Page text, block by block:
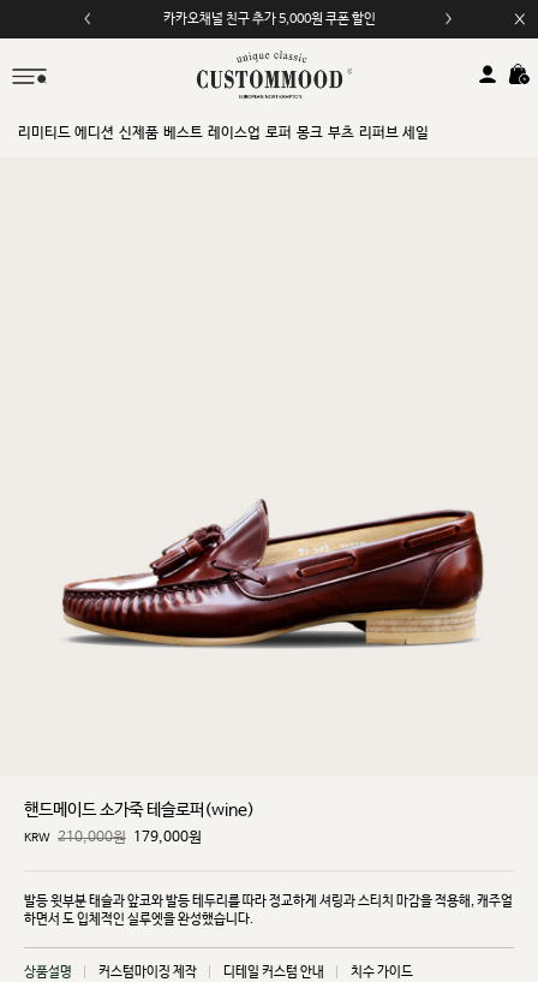
카카오채널 친구 추가 5,000원 쿠폰 할인
리미티드 에디션 신제품 베스트 레이스업 로퍼 몽크 부츠 리퍼브 세일
핸드메이드 소가죽 테슬로퍼(wine)
KRW 210,000원 179,000원
발등 윗부분 태슬과 앞코와 발등 테두리를 따라 정교하게 셔링과 스티치 마감을 적용해, 캐주얼
하면서 도 입체적인 실루엣을 완성했습니다.
상품설명 커스텀마이징 제작 디테일 커스텀 안내 치수 가이드